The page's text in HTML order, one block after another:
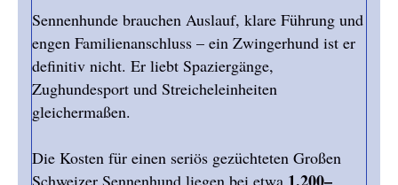
Sennenhunde brauchen Auslauf, klare Führung und
engen Familienanschluss – ein Zwingerhund ist er
definitiv nicht. Er liebt Spaziergänge,
Zughundesport und Streicheleinheiten
gleichermaßen.
Die Kosten für einen seriös gezüchteten Großen